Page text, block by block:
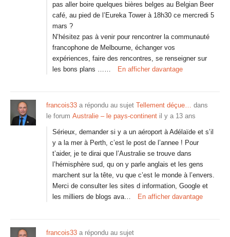
pas aller boire quelques bières belges au Belgian Beer
café, au pied de l’Eureka Tower à 18h30 ce mercredi 5
mars ?
N’hésitez pas à venir pour rencontrer la communauté
francophone de Melbourne, échanger vos
expériences, faire des rencontres, se renseigner sur
les bons plans ……
En afficher davantage
francois33 a répondu au sujet Tellement déçue… dans
le forum Australie – le pays-continent il y a 13 ans
Sérieux, demander si y a un aéroport à Adélaïde et s’il
y a la mer à Perth, c’est le post de l’annee ! Pour
t’aider, je te dirai que l’Australie se trouve dans
l’hémisphère sud, qu on y parle anglais et les gens
marchent sur la tête, vu que c’est le monde à l’envers.
Merci de consulter les sites d information, Google et
les milliers de blogs ava…
En afficher davantage
francois33 a répondu au sujet